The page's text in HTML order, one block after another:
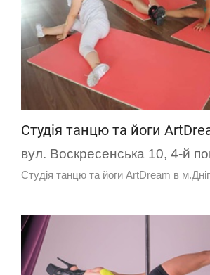
Студія танцю та йоги
вул. Воскресенська 10, 4-й
Студія танцю та йоги ArtDream в